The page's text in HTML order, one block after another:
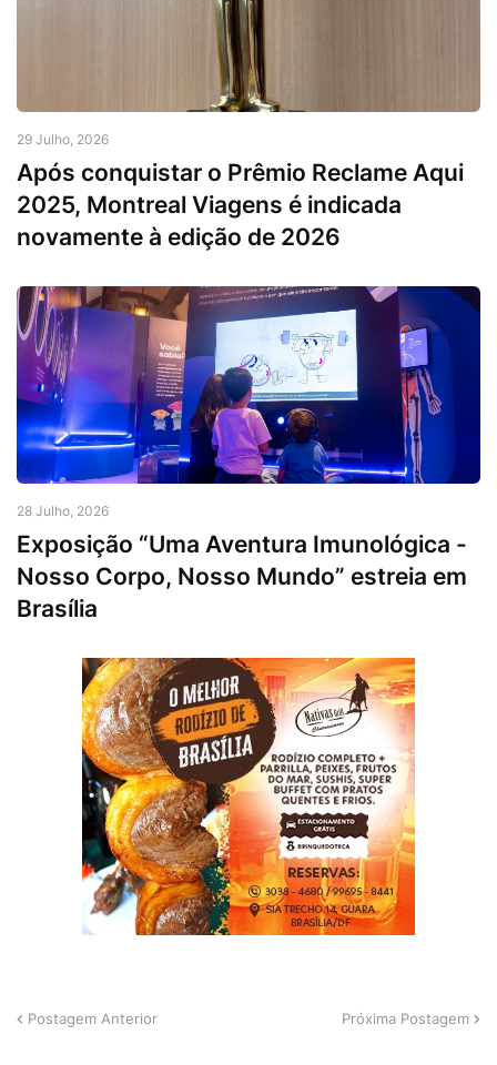
29 Julho, 2026
Após conquistar o Prêmio Reclame Aqui
2025, Montreal Viagens é indicada
novamente à edição de 2026
28 Julho, 2026
Exposição “Uma Aventura Imunológica -
Nosso Corpo, Nosso Mundo” estreia em
Brasília
Postagem Anterior Próxima Postagem